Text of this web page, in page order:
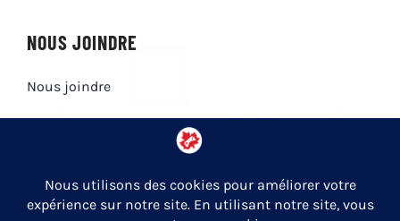
NOUS JOINDRE
Nous joindre